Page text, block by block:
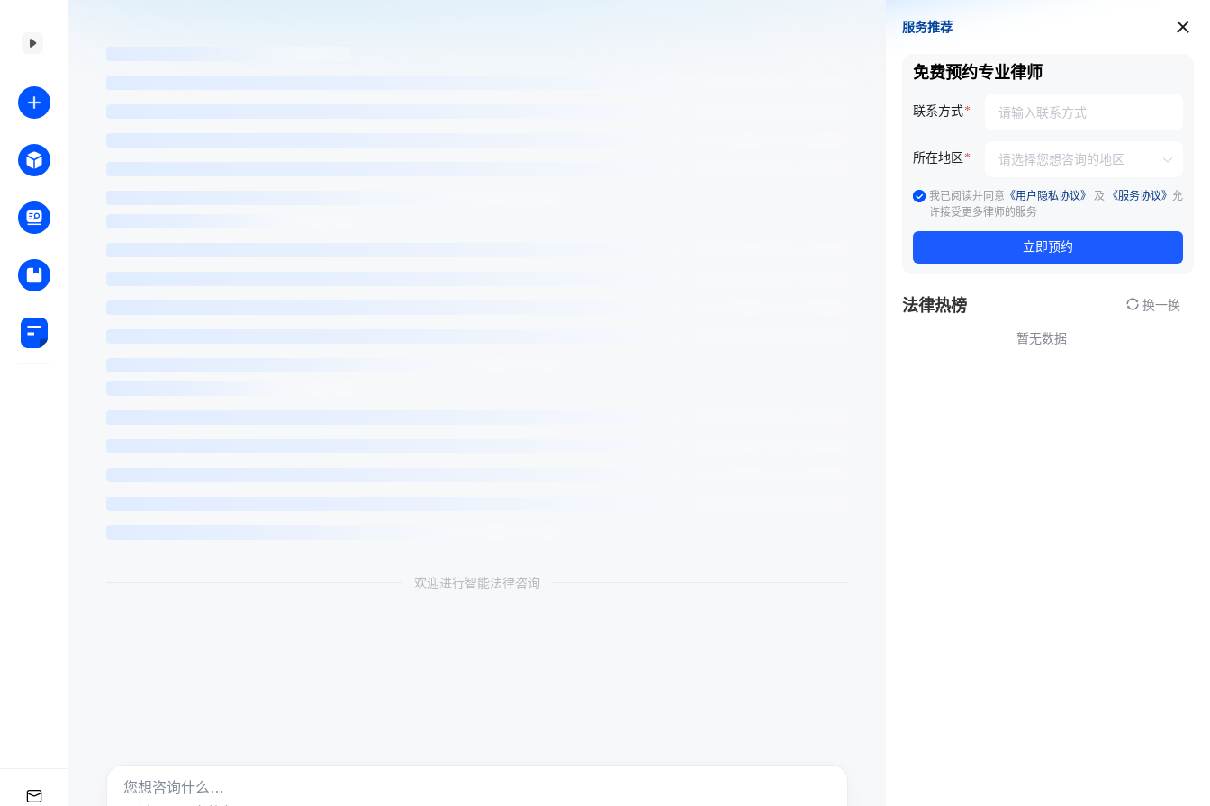
欢迎进行智能法律咨询
服务推荐
服务推荐
免费预约专业律师
联系方式
所在地区
我已阅读并同意 《用户隐私协议》 及 《服务协议》 允
许接受更多律师的服务
立即预约
法律热榜 换一换
暂无数据